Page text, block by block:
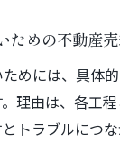
ための不動産
めには、具体
理由は、各工
トラブルにつ